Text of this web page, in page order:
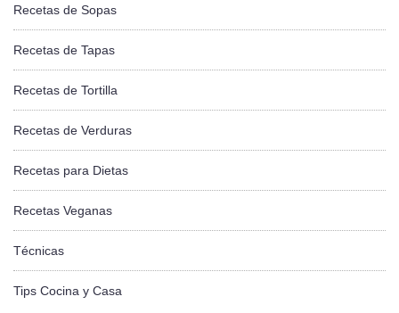
Recetas de Sopas
Recetas de Tapas
Recetas de Tortilla
Recetas de Verduras
Recetas para Dietas
Recetas Veganas
Técnicas
Tips Cocina y Casa